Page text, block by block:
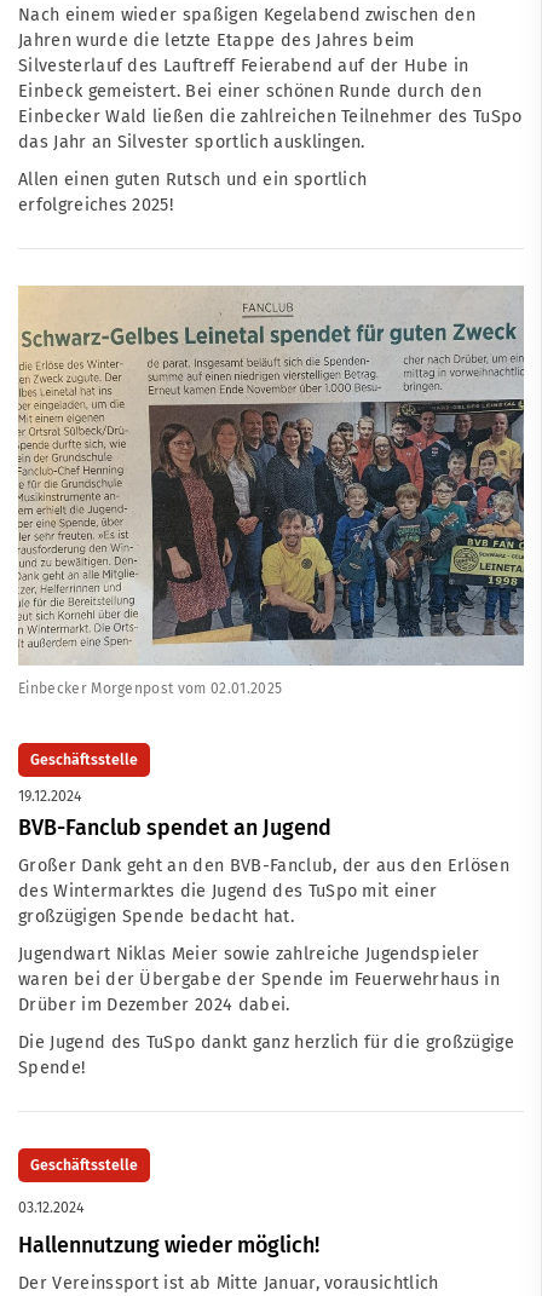
Nach einem wieder spaßigen Kegelabend zwischen den
Jahren wurde die letzte Etappe des Jahres beim
Silvesterlauf des Lauftreff Feierabend auf der Hube in
Einbeck gemeistert. Bei einer schönen Runde durch den
Einbecker Wald ließen die zahlreichen Teilnehmer des TuSpo
das Jahr an Silvester sportlich ausklingen.
Allen einen guten Rutsch und ein sportlich
erfolgreiches 2025!
Einbecker Morgenpost vom 02.01.2025
Geschäftsstelle
19.12.2024
BVB-Fanclub spendet an Jugend
Großer Dank geht an den BVB-Fanclub, der aus den Erlösen
des Wintermarktes die Jugend des TuSpo mit einer
großzügigen Spende bedacht hat.
Jugendwart Niklas Meier sowie zahlreiche Jugendspieler
waren bei der Übergabe der Spende im Feuerwehrhaus in
Drüber im Dezember 2024 dabei.
Die Jugend des TuSpo dankt ganz herzlich für die großzügige
Spende!
Geschäftsstelle
03.12.2024
Hallennutzung wieder möglich!
Der Vereinssport ist ab Mitte Januar, vorausichtlich